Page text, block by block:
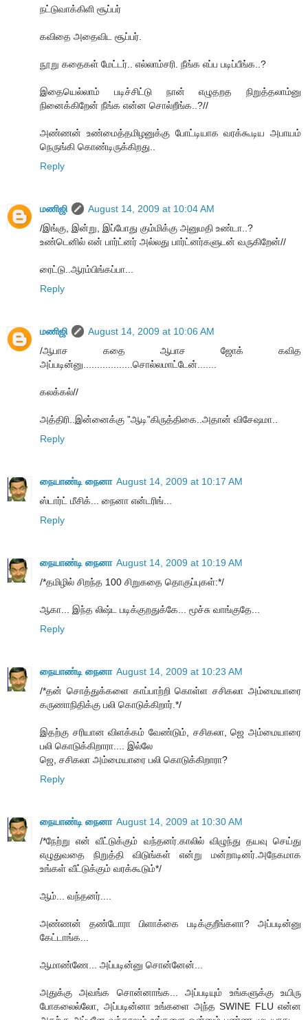
நட்டுவாக்கிளி சூப்பர்
கவிதை அதைவிட சூப்பர்.
நூறு கதைகள் மேட்டர்.. எல்லாம்சரி. நீங்க எப்ப படிப்பீங்க..?
இதையெல்லாம் படிச்சிட்டு நான் எழுதறத நிறுத்தலாம்னு
நினைக்கிறேன் நீங்க என்ன சொல்றீங்க..?//
அண்ணன் உண்மைத்தமிழனுக்கு போட்டியாக வரக்கூடிய அபாயம்
நெருங்கி கொண்டிருக்கிறது..
Reply
மணிஜி
August 14, 2009 at 10:04 AM
/இங்கு, இன்று, இப்போது கும்மிக்கு அனுமதி உண்டா..?
உண்டெனில் என் பார்ட்னர் அல்லது பார்ட்னர்களுடன் வருகிறேன்//
ரைட்டு..ஆரம்பிங்கப்பா...
Reply
மணிஜி
August 14, 2009 at 10:06 AM
/ஆபாச கதை ஆபாச ஜோக் கவித
அப்படின்னு..................சொல்லமாட்டேன்.......
கலக்கல்//
அத்திரி..இன்னைக்கு ”ஆடி”கிருத்திகை..அதான் விசேஷமா..
Reply
நையாண்டி நைனா August 14, 2009 at 10:17 AM
ஸ்டார்ட் மீசிக்... நைனா என்டரிங்...
Reply
நையாண்டி நைனா August 14, 2009 at 10:19 AM
/*தமிழில் சிறந்த 100 சிறுகதை தொகுப்புகள்:*/
ஆகா... இந்த லிஷ்ட படிக்குறதுக்கே... மூச்சு வாங்குதே...
Reply
நையாண்டி நைனா August 14, 2009 at 10:23 AM
/*தன் சொத்துக்களை காப்பாற்றி கொள்ள சசிகலா அம்மையாரை
கருணாநிதிக்கு பலி கொடுக்கிறார்.*/
இதற்கு சரியான விளக்கம் வேண்டும், சசிகலா, ஜெ அம்மையாரை
பலி கொடுக்கிறாரா.... இல்லே
ஜெ, சசிகலா அம்மையாரை பலி கொடுக்கிறாரா?
Reply
நையாண்டி நைனா August 14, 2009 at 10:30 AM
/*நேற்று என் வீட்டுக்கும் வந்தனர்.காலில் விழுந்து தயவு செய்து
எழுதுவதை நிறுத்தி விடுங்கள் என்று மன்றாடினர்.அநேகமாக
உங்கள் வீட்டுக்கும் வரக்கூடும்*/
ஆம்... வந்தனர்....
அண்ணன் தண்டோரா பிளாக்கை படிக்குறீங்களா? அப்படின்னு
கேட்டாங்க...
ஆமாண்ணே... அப்படின்னு சொன்னேன்...
அதுக்கு அவங்க சொன்னாங்க... அப்படியும் உங்களுக்கு உயிரு
போகலைல்லோ, அப்படின்னா உங்களை அந்த SWINE FLU என்ன